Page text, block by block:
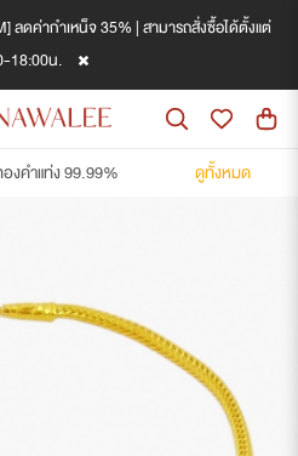
ลดค่ากำเหน็จ 35% | สามารถสั่งซื้อได้ตั้งแต่
18:00น.
งคำแท่ง 99.99% ดูทั้งหมด